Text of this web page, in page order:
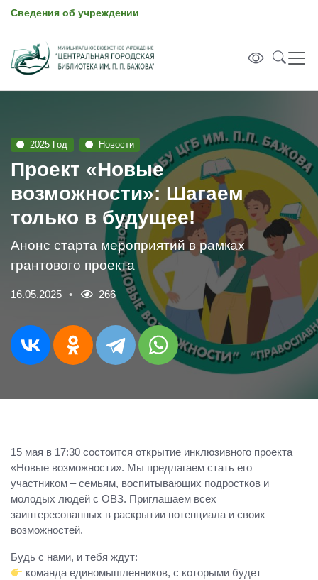
Сведения об учреждении
2025 Год Новости
Проект «Новые
возможности»: Шагаем
только в будущее!
Анонс старта мероприятий в рамках
грантового проекта
16.05.2025 266
15 мая в 17:30 состоится открытие инклюзивного проекта
«Новые возможности». Мы предлагаем стать его
участником – семьям, воспитывающих подростков и
молодых людей с ОВЗ. Приглашаем всех
заинтересованных в раскрытии потенциала и своих
возможностей.
Будь с нами, и тебя ждут:
команда единомышленников, с которыми будет